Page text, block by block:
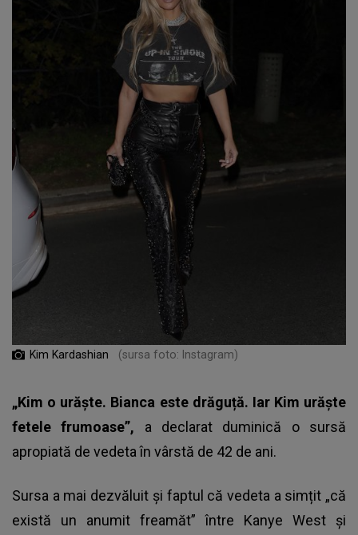
Kim Kardashian (sursa foto: Instagram)
„Kim o urăște. Bianca este drăguță. Iar Kim urăște
fetele frumoase”, a declarat duminică o sursă
apropiată de vedeta în vârstă de 42 de ani.
Sursa a mai dezvăluit și faptul că vedeta a simțit „că
există un anumit freamăt” între Kanye West și